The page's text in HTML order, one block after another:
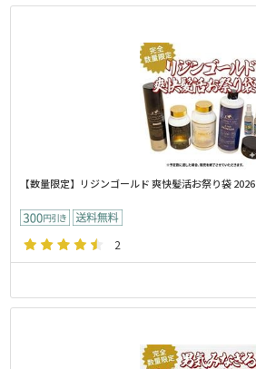
【数量限定】リジンゴールド 爽快髪活お祭り袋 2026
2